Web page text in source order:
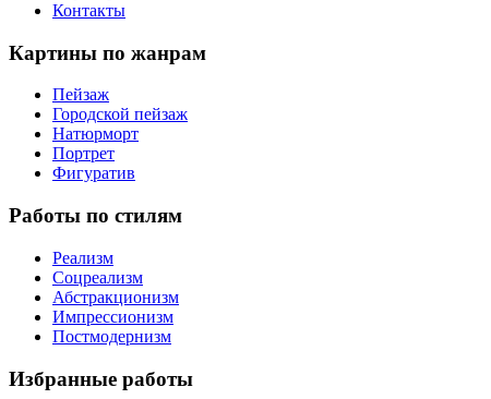
Контакты
Картины по жанрам
Пейзаж
Городской пейзаж
Натюрморт
Портрет
Фигуратив
Работы по стилям
Реализм
Соцреализм
Абстракционизм
Импрессионизм
Постмодернизм
Избранные работы